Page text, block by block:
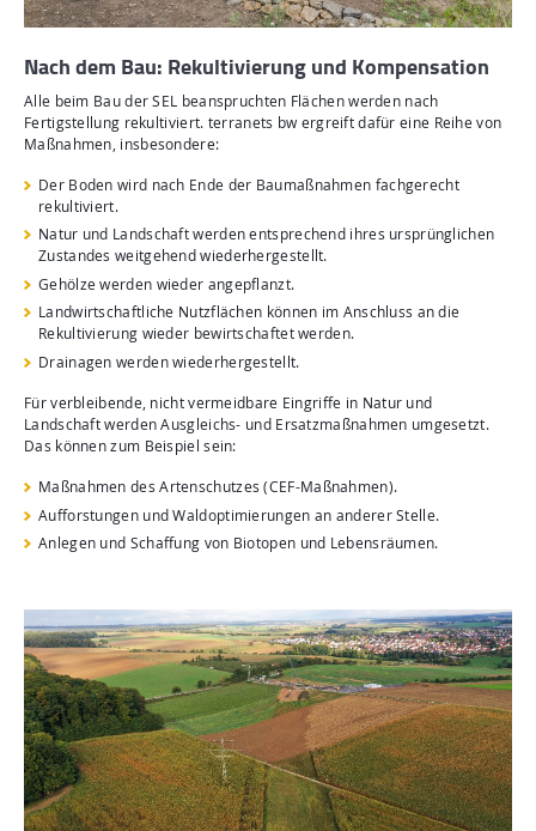
Nach dem Bau: Rekultivierung und Kompensation
Alle beim Bau der SEL beanspruchten Flächen werden nach
Fertigstellung rekultiviert. terranets bw ergreift dafür eine Reihe von
Maßnahmen, insbesondere:
Der Boden wird nach Ende der Baumaßnahmen fachgerecht
rekultiviert.
Natur und Landschaft werden entsprechend ihres ursprünglichen
Zustandes weitgehend wiederhergestellt.
Gehölze werden wieder angepflanzt.
Landwirtschaftliche Nutzflächen können im Anschluss an die
Rekultivierung wieder bewirtschaftet werden.
Drainagen werden wiederhergestellt.
Für verbleibende, nicht vermeidbare Eingriffe in Natur und
Landschaft werden Ausgleichs- und Ersatzmaßnahmen umgesetzt.
Das können zum Beispiel sein:
Maßnahmen des Artenschutzes (CEF-Maßnahmen).
Aufforstungen und Waldoptimierungen an anderer Stelle.
Anlegen und Schaffung von Biotopen und Lebensräumen.